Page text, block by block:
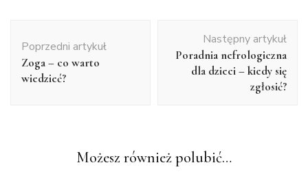
wpisu
Poprzedni artykuł
Zoga – co warto
wiedzieć?
Następny artykuł
Poradnia nefrologiczna
dla dzieci – kiedy się
zgłosić?
Możesz również polubić…